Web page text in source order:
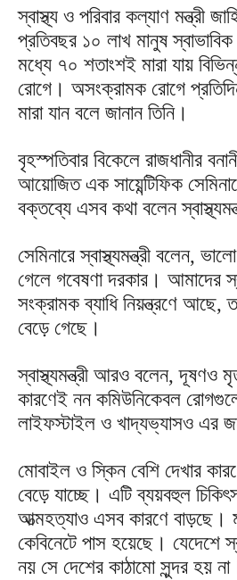
স্বাস্থ্য ও পরিবার কল্যাণ মন্ত্রী
প্রতিবছর ১০ লাখ মানুষ
মধ্যে ৭০ শতাংশই মারা যায়
রোগে। অসংক্রামক রোগে
মারা যান বলে জানান তিনি।
বৃহস্পতিবার বিকেলে রাজধানীর
আয়োজিত এক সায়েন্টিফিক
বক্তব্যে এসব কথা বলেন
সেমিনারে স্বাস্থ্যমন্ত্রী বলেন,
গেলে গবেষণা দরকার। আমাদের
সংক্রামক ব্যাধি নিয়ন্ত্রণে
বেড়ে গেছে।
স্বাস্থ্যমন্ত্রী আরও বলেন, দূষণও
কারণেই নন কমিউনিকেবল
লাইফস্টাইল ও খাদ্যভ্যাসও এর
মোবাইল ও স্কিন বেশি দেখার
বেড়ে যাচ্ছে। এটি ব্যয়বহুল
আত্মহত্যাও এসব কারণে বাড়ছে।
কেবিনেটে পাস হয়েছে। যেদেশে
নয় সে দেশের কাঠামো সুন্দর হয়